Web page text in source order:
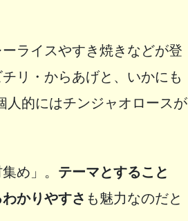
ライスやすき焼きなどが登
リ・からあげと、いかにも
的にはチンジャオロースが
め」。 テーマとすること
かりやすさ も魅力なのだと